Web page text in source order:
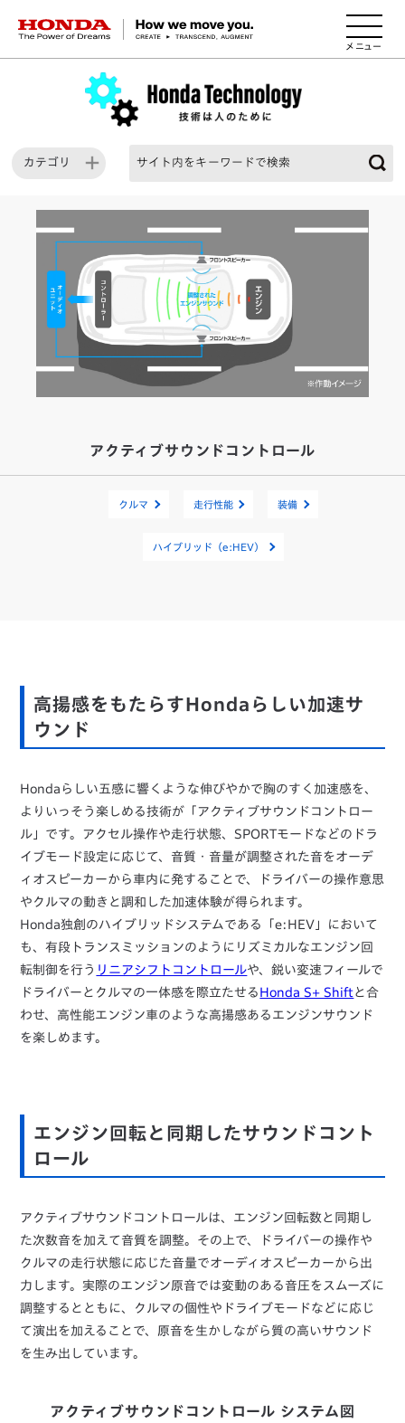
HONDA The Power of Dreams
カテゴリ
アクティブサウンドコントロール
クルマ 走行性能 装備
ハイブリッド（e:HEV）
高揚感をもたらすHondaらしい加速サ
ウンド
Hondaらしい五感に響くような伸びやかで胸のすく加速感を、
よりいっそう楽しめる技術が「アクティブサウンドコントロー
ル」です。アクセル操作や走行状態、SPORTモードなどのドラ
イブモード設定に応じて、音質・音量が調整された音をオーデ
ィオスピーカーから車内に発することで、ドライバーの操作意思
やクルマの動きと調和した加速体験が得られます。
Honda独創のハイブリッドシステムである「e:HEV」において
も、有段トランスミッションのようにリズミカルなエンジン回
転制御を行う リニアシフトコントロールや、鋭い変速フィールで
ドライバーとクルマの一体感を際立たせる Honda S+ Shiftと合
わせ、高性能エンジン車のような高揚感あるエンジンサウンド
を楽しめます。
エンジン回転と同期したサウンドコント
ロール
アクティブサウンドコントロールは、エンジン回転数と同期し
た次数音を加えて音質を調整。その上で、ドライバーの操作や
クルマの走行状態に応じた音量でオーディオスピーカーから出
力します。実際のエンジン原音では変動のある音圧をスムーズに
調整するとともに、クルマの個性やドライブモードなどに応じ
て演出を加えることで、原音を生かしながら質の高いサウンド
を生み出しています。
アクティブサウンドコントロール システム図